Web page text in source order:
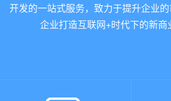
开发的一站式服务，致力于提升企业
企业打造互联网+时代下的新商